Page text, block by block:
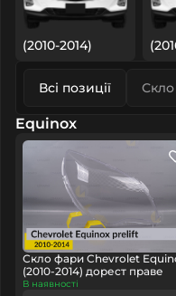
(2010-2014)
Всі позиції Скло
Equinox
Скло фари Chevrolet
(2010-2014) дорест праве
В наявності